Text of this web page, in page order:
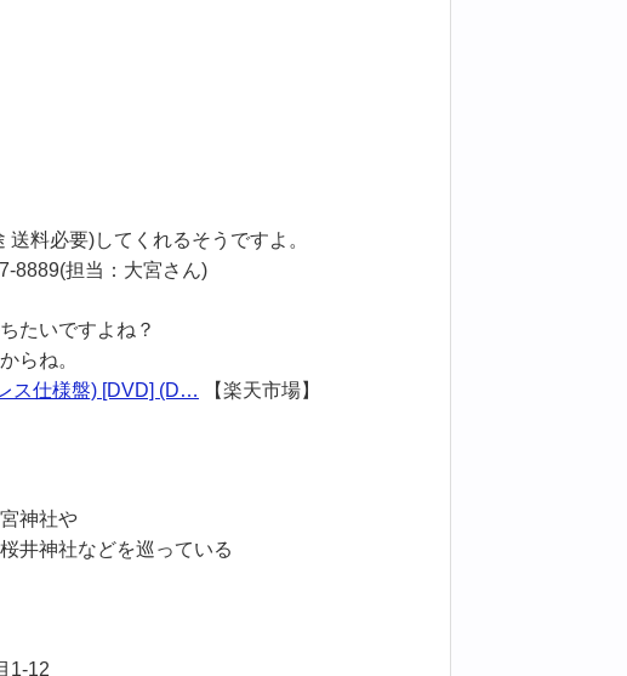
料必要)してくれるそうですよ。
8889(担当：大宮さん)
たいですよね？
らね。
ス仕様盤) [DVD] (D…
【楽天市場】
神社や
井神社などを巡っている
1-12